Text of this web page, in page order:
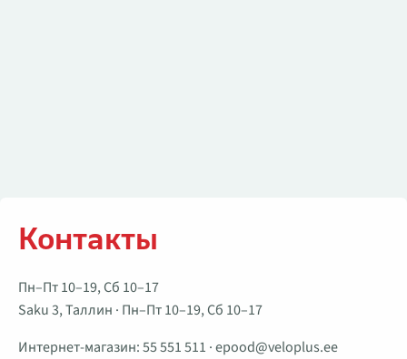
Контакты
Пн–Пт 10–19, Сб 10–17
Saku 3, Таллин · Пн–Пт 10–19, Сб 10–17
Интернет-магазин:55 551 511 ·epood@veloplus.ee